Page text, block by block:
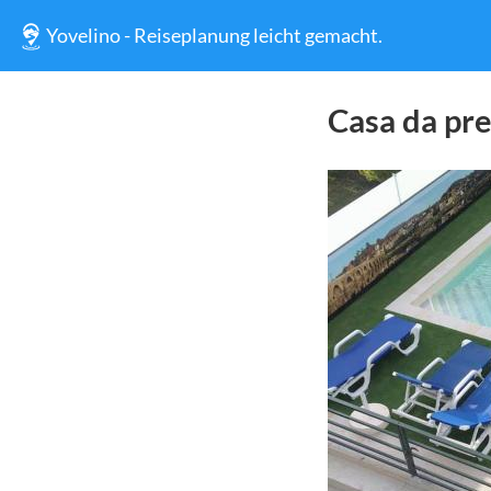
Yovelino - Reiseplanung leicht gemacht.
Casa da